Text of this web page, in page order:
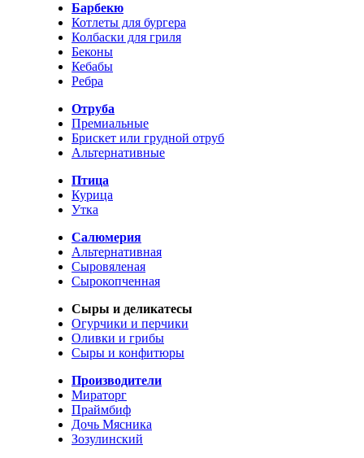
Барбекю
Котлеты для бургера
Колбаски для гриля
Беконы
Кебабы
Ребра
Отруба
Премиальные
Брискет или грудной отруб
Альтернативные
Птица
Курица
Утка
Салюмерия
Альтернативная
Сыровяленая
Сырокопченная
Сыры и деликатесы
Огурчики и перчики
Оливки и грибы
Сыры и конфитюры
Производители
Мираторг
Праймбиф
Дочь Мясника
Зозулинский